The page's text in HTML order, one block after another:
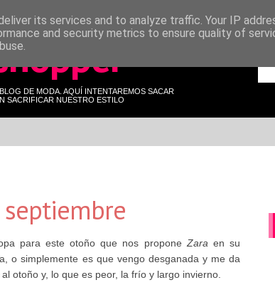
DE MODA. AQUÍ INTENTAREMOS SACAR
SACRIFICAR NUESTRO ESTILO
septiembre
para este otoño que nos propone Zara en su
o simplemente es que vengo desganada y me da
otoño y, lo que es peor, la frío y largo invierno.
its services and to analyze traffic. Your IP
and security metrics to ensure quality of